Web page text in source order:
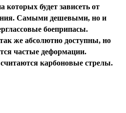
которых будет зависеть от
Самыми дешевыми, но и
боеприпасы.
же абсолютно доступны, но
частые деформации.
карбоновые стрелы.